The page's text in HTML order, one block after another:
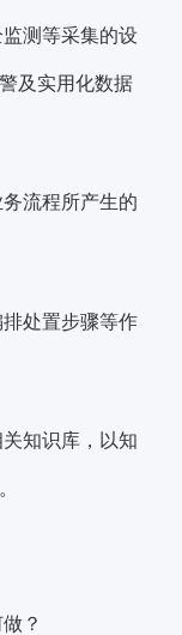
测等采集的设
及实用化数据
流程所产生的
处置步骤等作
知识库，以知
？